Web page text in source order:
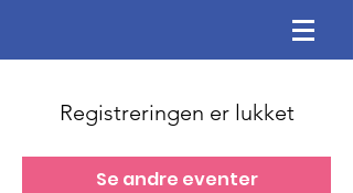
Registreringen er lukket
Se andre eventer